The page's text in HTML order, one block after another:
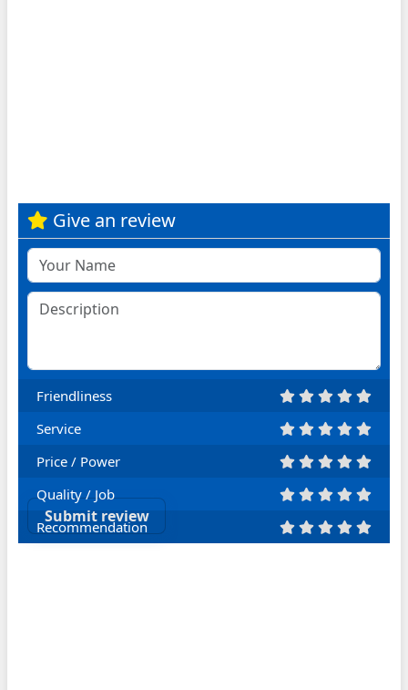
Give an review
Friendliness
Service
Price / Power
Quality / Job
Recommendation
Submit review